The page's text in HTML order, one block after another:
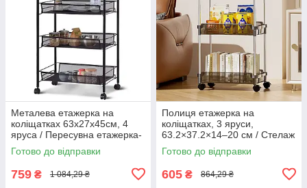
Металева етажерка на
коліщатках 63х27х45см, 4
яруса / Пересувна етажерка-
органайзер / Стелаж на
кухню
Готово до відправки
759 ₴ 1 084,29 ₴
Полиця етажерка на
коліщатках, 3 яруси,
63.2×37.2×14–20 см / Стелаж
етажерка з полицями /
Пересувна етажерка-
Готово до відправки
605 ₴ 864,29 ₴